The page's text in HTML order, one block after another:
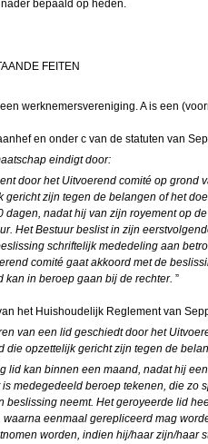
bepaald op heden.
FEITEN
werknemersvereniging. A is een
en onder c van de statuten van
eindigt door:
door het Uitvoerend comité op grond
gericht zijn tegen de belangen of het
dagen, nadat hij van zijn royement op
Het Bestuur beslist in zijn
schriftelijk mededeling aan
comité gaat akkoord met de
kan in beroep gaan bij de rechter. ”
het Huishoudelijk Reglement van
van een lid geschiedt door het
die opzettelijk gericht zijn tegen de
lid kan binnen een maand, nadat hij
is medegedeeld beroep tekenen, die zo
beslissing neemt. Het geroyeerde lid
waarna eenmaal gerepliceerd mag
worden, indien hij/haar zijn/haar